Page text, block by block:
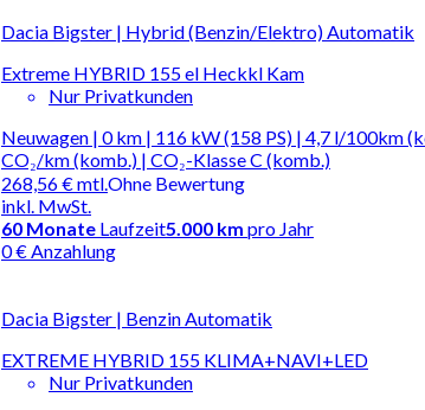
Dacia Bigster | Hybrid (Benzin/Elektro) Automatik
Extreme HYBRID 155 el Heckkl Kam
Nur Privatkunden
Neuwagen | 0 km | 116 kW (158 PS) | 4,7 l/100km
CO₂/km (komb.) | CO₂-Klasse C (komb.)
268,56 €mtl.
inkl. MwSt.
Ohne Bewertung
60 Monate Laufzeit5.000 km pro Jahr
0 € Anzahlung
Dacia Bigster | Benzin Automatik
EXTREME HYBRID 155 KLIMA+NAVI+LED
Nur Privatkunden